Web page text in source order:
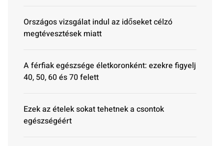
Országos vizsgálat indul az időseket célzó
megtévesztések miatt
A férfiak egészsége életkoronként: ezekre figyelj
40, 50, 60 és 70 felett
Ezek az ételek sokat tehetnek a csontok
egészségéért